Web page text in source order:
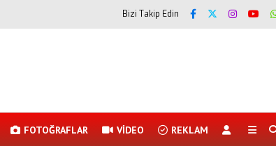
Bizi Takip Edin
FOTOĞRAFLAR VİDEO REKLAM